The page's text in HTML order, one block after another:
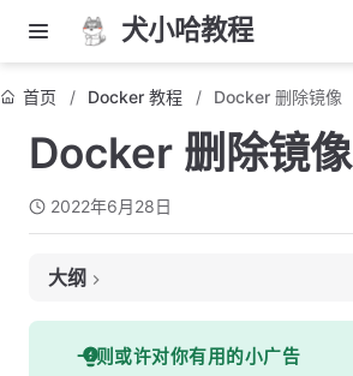
犬小哈教程
首页 Docker 教程 Docker 删除镜像
Docker 删除镜像
2022年6月28日
大纲
一、通过标签删除镜像
二、通过 ID 删除镜像
一则或许对你有用的小广告